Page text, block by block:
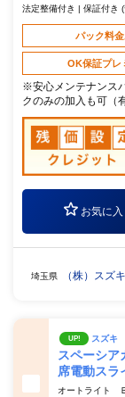
法定整備付き | 保証付き
パック料金
OK保証プレ
※安心メンテナンス
クのみの加入も可（
お気に
埼玉県 （株）スズ
UP! スズキ
スペーシア
席電動スラ
オートライト